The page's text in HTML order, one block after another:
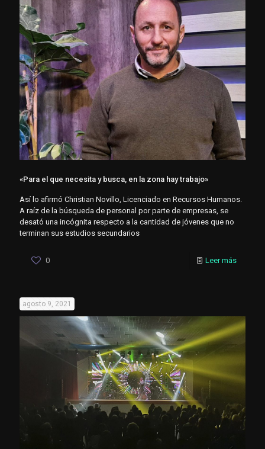
«Para el que necesita y busca, en la zona hay trabajo»
Así lo afirmó Christian Novillo, Licenciado en Recursos Humanos.
A raíz de la búsqueda de personal por parte de empresas, se
desató una incógnita respecto a la cantidad de jóvenes que no
terminan sus estudios secundarios
0 Leer más
agosto 9, 2021